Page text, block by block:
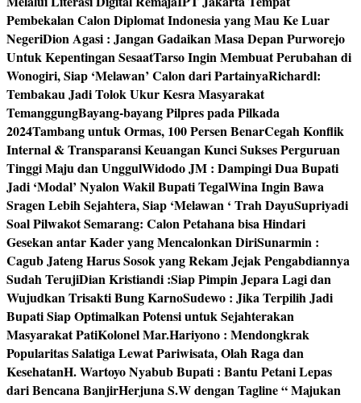
Pembekalan Calon Diplomat Indonesia yang Mau Ke Luar
NegeriDion Agasi : Jangan Gadaikan Masa Depan Purworejo
Untuk Kepentingan SesaatTarso Ingin Membuat Perubahan di
Wonogiri, Siap ‘Melawan’ Calon dari PartainyaRichardl:
Tembakau Jadi Tolok Ukur Kesra Masyarakat
TemanggungBayang-bayang Pilpres pada Pilkada
2024Tambang untuk Ormas, 100 Persen BenarCegah Konflik
Internal & Transparansi Keuangan Kunci Sukses Perguruan
Tinggi Maju dan UnggulWidodo JM : Dampingi Dua Bupati
Jadi ‘Modal’ Nyalon Wakil Bupati TegalWina Ingin Bawa
Sragen Lebih Sejahtera, Siap ‘Melawan ‘ Trah DayuSupriyadi
Soal Pilwakot Semarang: Calon Petahana bisa Hindari
Gesekan antar Kader yang Mencalonkan DiriSunarmin :
Cagub Jateng Harus Sosok yang Rekam Jejak Pengabdiannya
Sudah TerujiDian Kristiandi :Siap Pimpin Jepara Lagi dan
Wujudkan Trisakti Bung KarnoSudewo : Jika Terpilih Jadi
Bupati Siap Optimalkan Potensi untuk Sejahterakan
Masyarakat PatiKolonel Mar.Hariyono : Mendongkrak
Popularitas Salatiga Lewat Pariwisata, Olah Raga dan
KesehatanH. Wartoyo Nyabub Bupati : Bantu Petani Lepas
dari Bencana BanjirHerjuna S.W dengan Tagline “ Majukan